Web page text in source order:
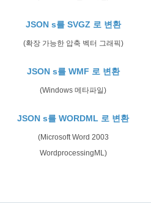
JSON s를 SVGZ 로 변환
(확장 가능한 압축 벡터 그래픽)
JSON s를 WMF 로 변환
(Windows 메타파일)
JSON s를 WORDML 로 변환
(Microsoft Word 2003
WordprocessingML)